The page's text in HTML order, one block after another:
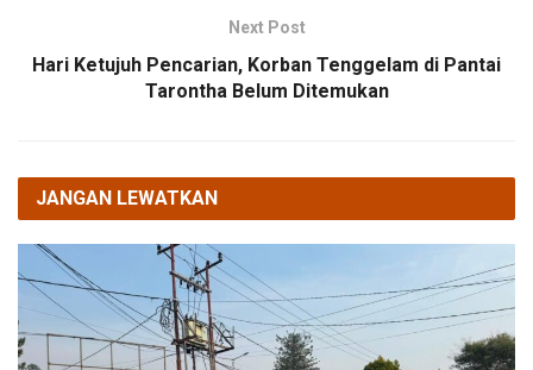
Next Post
Hari Ketujuh Pencarian, Korban Tenggelam di Pantai
Tarontha Belum Ditemukan
JANGAN LEWATKAN